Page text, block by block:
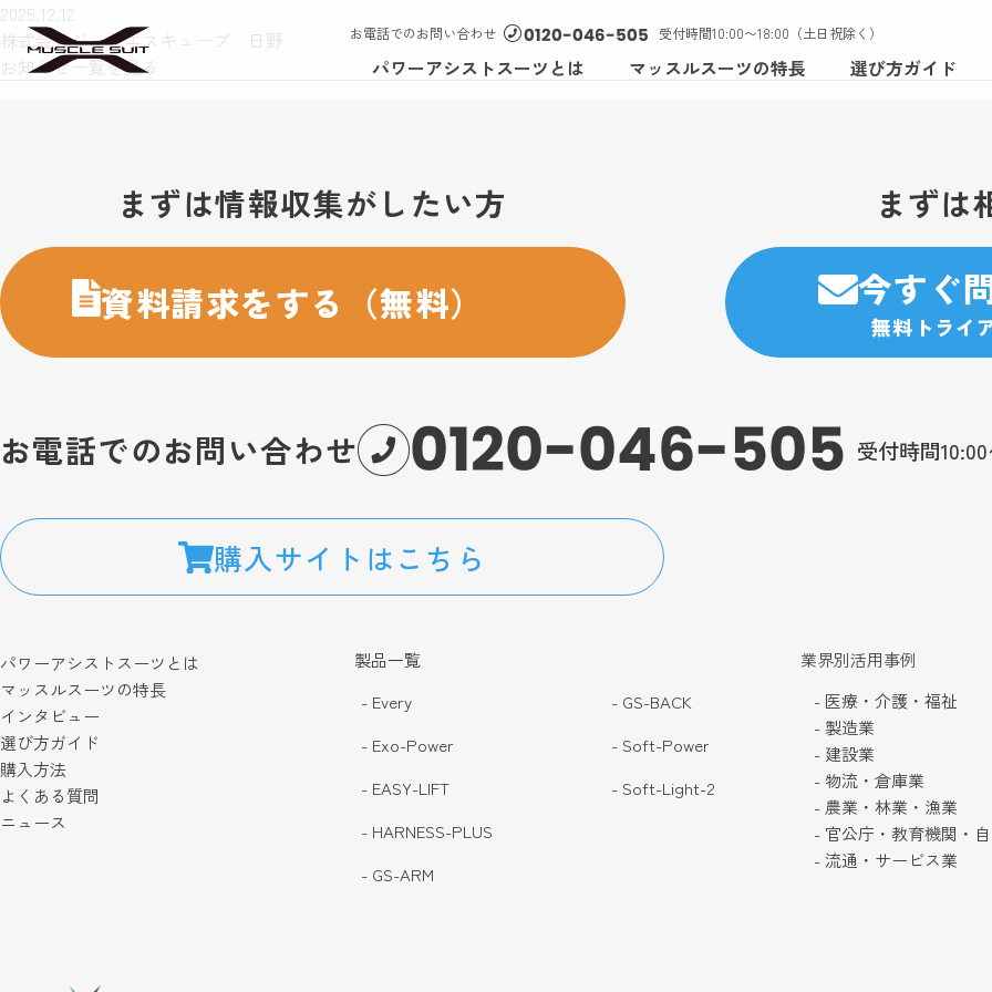
お電話でのお問い合わせ 0120-046-505 受付時間10:00〜18:00（土日祝除く）
パワーアシストスーツとは マッスルスーツの特長 選び方ガイド
2025.12.12
株式会社ジェイエスキューブ 日野
お知らせ一覧を見る
まずは情報収集がしたい方
資料請求をする（無料）
まずは
今すぐ
無料トライ
お電話でのお問い合わせ 0120-046-505 受付時間
購入サイトはこちら
パワーアシストスーツとは
マッスルスーツの特長
インタビュー
選び方ガイド
購入方法
よくある質問
ニュース
製品一覧
- Every
- Exo-Power
- EASY-LIFT
- HARNESS-PLUS
- GS-ARM
- GS-BACK
- Soft-Power
- Soft-Light-2
業界別活用事例
- 医療・介護・福祉
- 製造業
- 建設業
- 物流・倉庫業
- 農業・林業・漁業
- 官公庁・教育機関・
- 流通・サービス業